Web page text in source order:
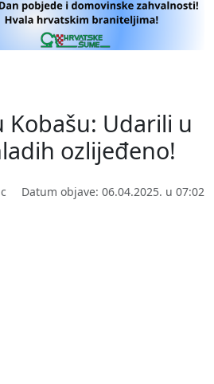
Kobašu: Udarili u
ozlijeđeno!
Datum objave: 06.04.2025. u 07:02